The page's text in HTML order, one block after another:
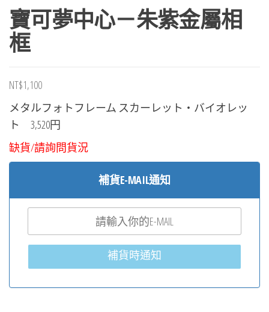
寶可夢中心－朱紫金屬相
框
NT$1,100
メタルフォトフレーム スカーレット・バイオレッ
ト
3,520円
缺貨/請詢問貨況
補貨E-MAIL通知
補貨時通知